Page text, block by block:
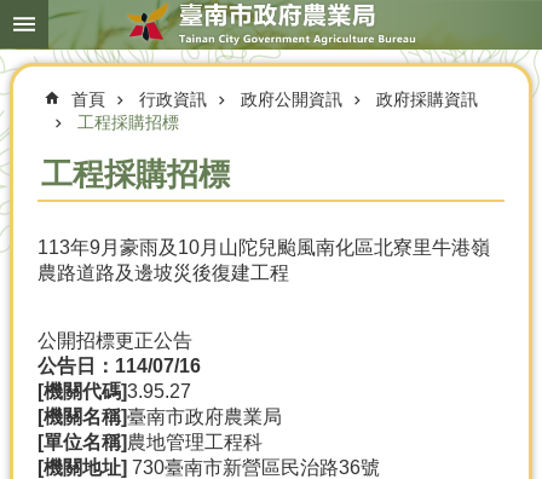
跳到主要內容區塊
搜
尋
進
簡
農
業
首頁 行政資訊 政府公開資訊
政府採購資訊
工程採購招標
工程採購招標
113年9月豪雨及10月山陀兒颱風南化區北寮里牛港嶺
農路道路及邊坡災後復建工程
公開招標更正公告
公告日：114/07/16
[機關代碼]3.95.27
[機關名稱]臺南市政府農業局
[單位名稱]農地管理工程科
[機關地址] 730臺南市新營區民治路36號